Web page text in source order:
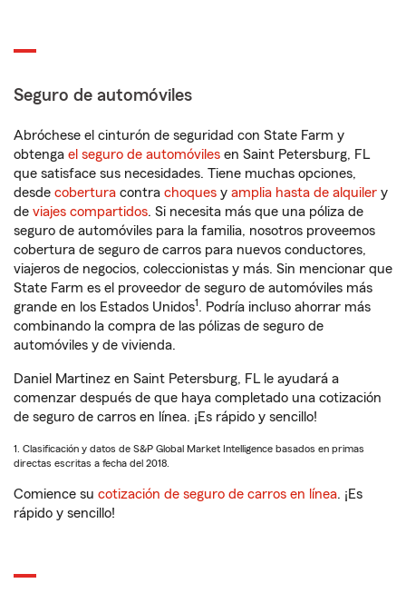
Seguro de automóviles
Abróchese el cinturón de seguridad con State Farm y
obtenga el seguro de automóviles en Saint Petersburg, FL
que satisface sus necesidades. Tiene muchas opciones,
desde cobertura contra choques y amplia hasta de alquiler y
de viajes compartidos. Si necesita más que una póliza de
seguro de automóviles para la familia, nosotros proveemos
cobertura de seguro de carros para nuevos conductores,
viajeros de negocios, coleccionistas y más. Sin mencionar que
State Farm es el proveedor de seguro de automóviles más
grande en los Estados Unidos1. Podría incluso ahorrar más
combinando la compra de las pólizas de seguro de
automóviles y de vivienda.
Daniel Martinez en Saint Petersburg, FL le ayudará a
comenzar después de que haya completado una cotización
de seguro de carros en línea. ¡Es rápido y sencillo!
1. Clasificación y datos de S&P Global Market Intelligence basados en primas
directas escritas a fecha del 2018.
Comience su cotización de seguro de carros en línea. ¡Es
rápido y sencillo!